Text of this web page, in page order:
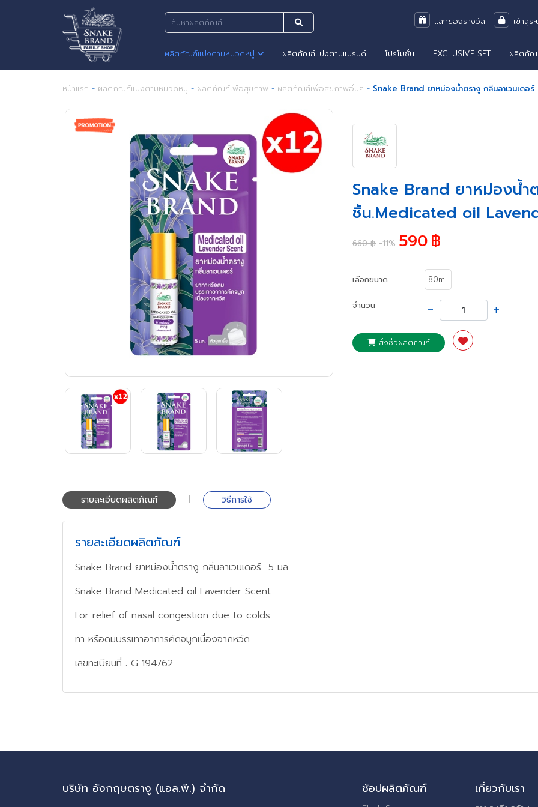
แลกของรางวัล เข้าสู่ร
ผลิตภัณฑ์แบ่งตามหมวดหมู่ ผลิตภัณฑ์แบ่งตามแบรนด์ โปรโมชั่น EXCLUSIVE SET ผลิตภั
หน้าแรก - ผลิตภัณฑ์แบ่งตามหมวดหมู่ - ผลิตภัณฑ์เพื่อสุขภาพ - ผลิตภัณฑ์เพื่อสุขภาพอื่นๆ - Snake Brand ยาหม่องน้ำตรางู กลิ่นลาเวนเ
Snake Brand ยาหม่องน้ำ
ชิ้น.Medicated oil
660 ฿ -11% 590฿
เลือกขนาด 80ml.
จำนวน - +
สั่งซื้อผลิตภัณฑ์
รายละเอียดผลิตภัณฑ์ | วิธีการใช้
รายละเอียดผลิตภัณฑ์
Snake Brand ยาหม่องน้ำตรางู กลิ่นลาเวนเดอร์ 5 มล.
Snake Brand Medicated oil Lavender Scent
For relief of nasal congestion due to colds
ทา หรือดมบรรเทาอาการคัดจมูกเนื่องจากหวัด
เลขทะเบียนที่ : G 194/62
บริษัท อังกฤษตรางู (แอล.พี.) จำกัด ช้อปผลิตภัณฑ์ เกี่ยวกับเรา